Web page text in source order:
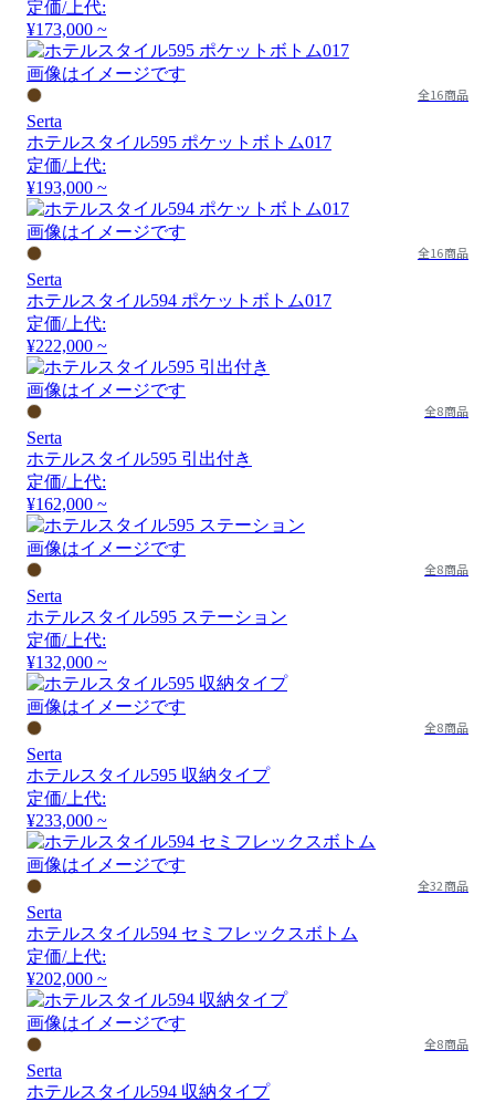
定価/上代:
¥173,000 ~
画像はイメージです
全16商品
Serta
ホテルスタイル595 ポケットボトム017
定価/上代:
¥193,000 ~
画像はイメージです
全16商品
Serta
ホテルスタイル594 ポケットボトム017
定価/上代:
¥222,000 ~
画像はイメージです
全8商品
Serta
ホテルスタイル595 引出付き
定価/上代:
¥162,000 ~
画像はイメージです
全8商品
Serta
ホテルスタイル595 ステーション
定価/上代:
¥132,000 ~
画像はイメージです
全8商品
Serta
ホテルスタイル595 収納タイプ
定価/上代:
¥233,000 ~
画像はイメージです
全32商品
Serta
ホテルスタイル594 セミフレックスボトム
定価/上代:
¥202,000 ~
画像はイメージです
全8商品
Serta
ホテルスタイル594 収納タイプ